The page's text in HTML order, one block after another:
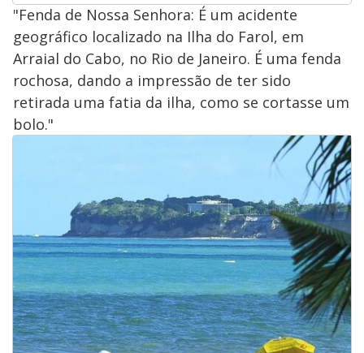
"Fenda de Nossa Senhora: É um acidente
geográfico localizado na Ilha do Farol, em
Arraial do Cabo, no Rio de Janeiro. É uma fenda
rochosa, dando a impressão de ter sido
retirada uma fatia da ilha, como se cortasse um
bolo."